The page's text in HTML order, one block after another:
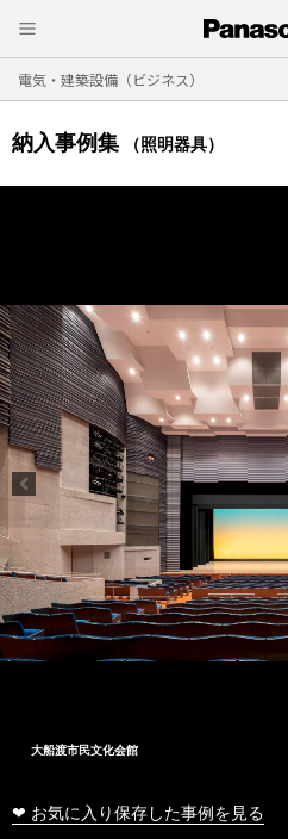
電気・建築設備（ビジネス）
納入事例集 （照明器具）
大船渡市民文化会館
❤ お気に入り保存した事例を見る